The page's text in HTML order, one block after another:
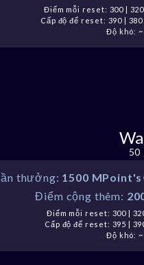
Điểm mỗi reset: 300 |
Cấp độ để reset: 390 | 380
Độ khó:
50
thưởng: 1500 MPoint's
Điểm cộng thêm:
Điểm mỗi reset: 300 |
Cấp độ để reset: 395 |
Độ khó: